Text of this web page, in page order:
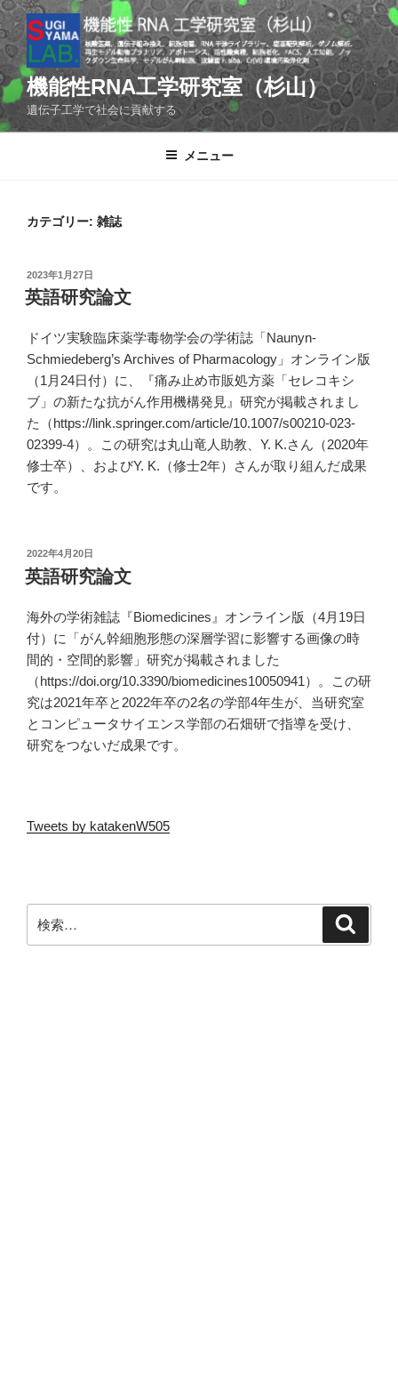
コ
ン
テ
ン
ツ
へ
ス
機能性RNA工学研究室（杉山）
遺伝子工学で社会に貢献する
メニュー
カテゴリー: 雑誌
投
稿
日:
2023年1月27日
英語研究論文
ドイツ実験臨床薬学毒物学会の学術誌「Naunyn-
Schmiedeberg’s Archives of Pharmacology」オンライン版
（1月24日付）に、『痛み止め市販処方薬「セレコキシ
ブ」の新たな抗がん作用機構発見』研究が掲載されまし
た（https://link.springer.com/article/10.1007/s00210-023-
02399-4）。この研究は丸山竜人助教、Y. K.さん（2020年
修士卒）、およびY. K.（修士2年）さんが取り組んだ成果
です。
投
稿
日:
2022年4月20日
英語研究論文
海外の学術雑誌『Biomedicines』オンライン版（4月19日
付）に「がん幹細胞形態の深層学習に影響する画像の時
間的・空間的影響」研究が掲載されました
（https://doi.org/10.3390/biomedicines10050941）。この研
究は2021年卒と2022年卒の2名の学部4年生が、当研究室
とコンピュータサイエンス学部の石畑研で指導を受け、
研究をつないだ成果です。
Tweets by katakenW505
索: